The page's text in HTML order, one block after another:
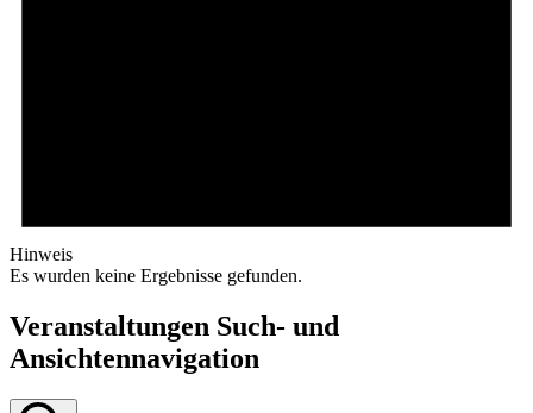
Hinweis
Es wurden keine Ergebnisse gefunden.
Veranstaltungen Such- und
Ansichtennavigation